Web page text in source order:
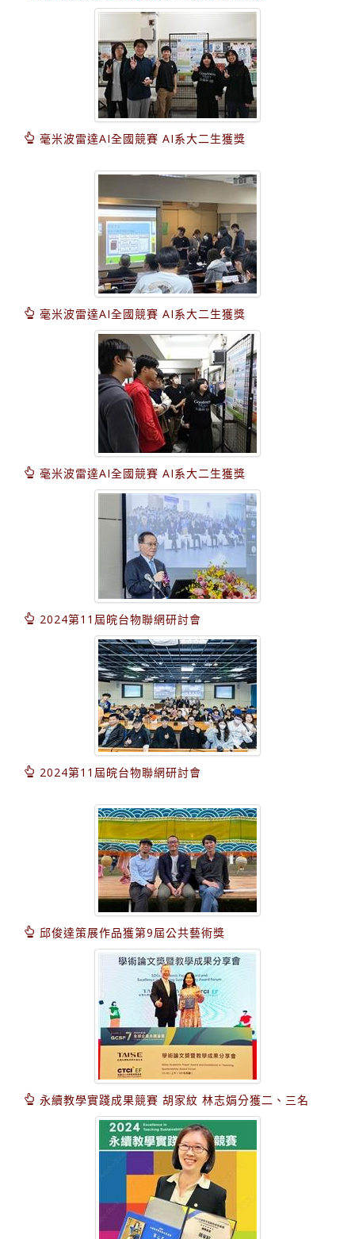
毫米波雷達AI全國競賽 AI系大二生獲獎
毫米波雷達AI全國競賽 AI系大二生獲獎
毫米波雷達AI全國競賽 AI系大二生獲獎
2024第11屆皖台物聯網研討會
2024第11屆皖台物聯網研討會
邱俊達策展作品獲第9屆公共藝術獎
永續教學實踐成果競賽 胡家紋 林志娟分獲二、三名